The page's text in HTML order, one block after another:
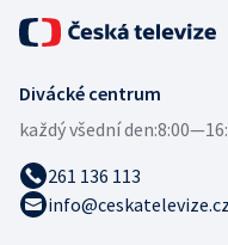
Divácké centrum
každý všední den:
261 136 113
info@ceskatelevize.cz